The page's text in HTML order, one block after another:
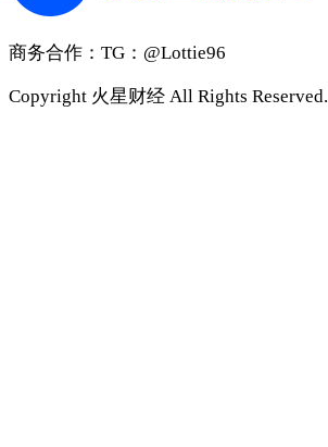
商务合作 ：TG：@Lottie96
Copyright 火星财经 All Rights Reserved.